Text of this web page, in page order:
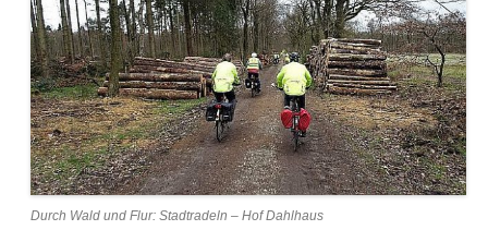
Durch Wald und Flur: Stadtradeln – Hof Dahlhaus